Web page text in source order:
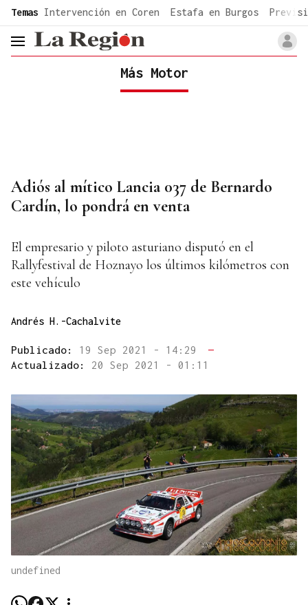
common.go-to-content
Temas Intervención en Coren Estafa en Burgos
header.menu.open
Más Motor
Adiós al mítico Lancia 037 de Bernardo
Cardín, lo pondrá en venta
El empresario y piloto asturiano disputó en el
Rallyfestival de Hoznayo los últimos kilómetros con
este vehículo
Andrés H.-Cachalvite
Publicado: 19 Sep 2021 - 14:29
—
Actualizado: 20 Sep 2021 - 01:11
undefined